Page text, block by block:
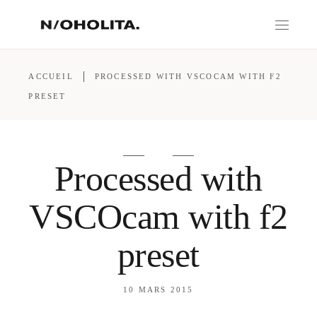
ACCUEIL PROCESSED WITH VSCOCAM WITH F2
PRESET
Processed with
VSCOcam with f2
preset
10 MARS 2015